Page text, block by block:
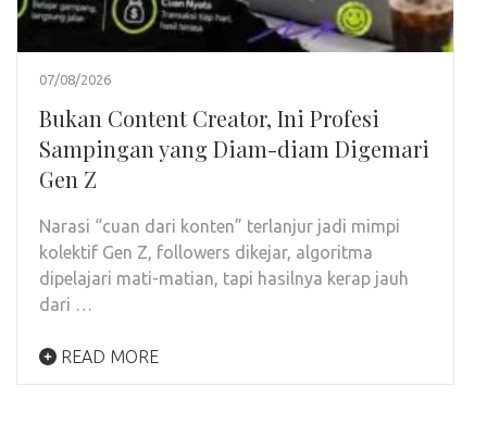
07/08/2026
Bukan Content Creator, Ini Profesi
Sampingan yang Diam-diam Digemari
Gen Z
Narasi “cuan dari konten” terlanjur jadi mimpi
kolektif Gen Z, followers dikejar, algoritma
dipelajari mati-matian, tapi hasilnya kerap jauh
dari …
READ MORE